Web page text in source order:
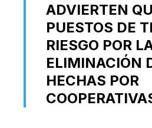
ADVIERTEN
PUESTOS DE
RIESGO POR
ELIMINACIÓN
HECHAS POR